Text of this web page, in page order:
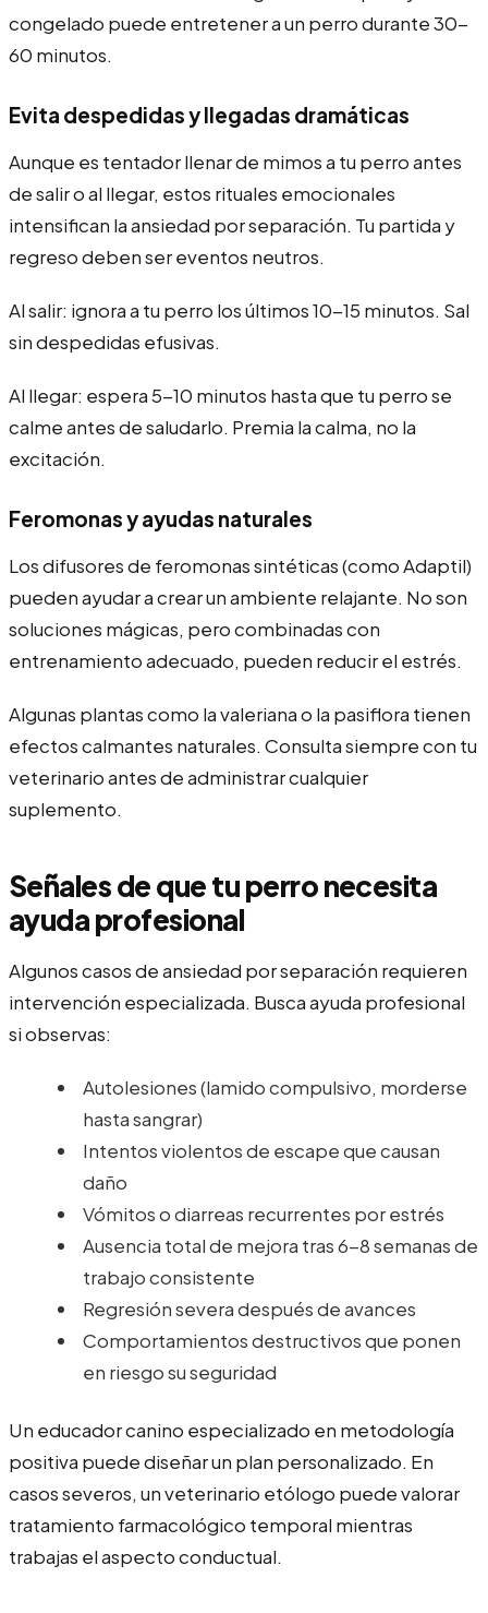
congelado puede entretener a un perro durante 30-
60 minutos.
Evita despedidas y llegadas dramáticas
Aunque es tentador llenar de mimos a tu perro antes
de salir o al llegar, estos rituales emocionales
intensifican la ansiedad por separación. Tu partida y
regreso deben ser eventos neutros.
Al salir: ignora a tu perro los últimos 10-15 minutos. Sal
sin despedidas efusivas.
Al llegar: espera 5-10 minutos hasta que tu perro se
calme antes de saludarlo. Premia la calma, no la
excitación.
Feromonas y ayudas naturales
Los difusores de feromonas sintéticas (como Adaptil)
pueden ayudar a crear un ambiente relajante. No son
soluciones mágicas, pero combinadas con
entrenamiento adecuado, pueden reducir el estrés.
Algunas plantas como la valeriana o la pasiflora tienen
efectos calmantes naturales. Consulta siempre con tu
veterinario antes de administrar cualquier
suplemento.
Señales de que tu perro necesita
ayuda profesional
Algunos casos de ansiedad por separación requieren
intervención especializada. Busca ayuda profesional
si observas:
Autolesiones (lamido compulsivo, morderse
hasta sangrar)
Intentos violentos de escape que causan
daño
Vómitos o diarreas recurrentes por estrés
Ausencia total de mejora tras 6-8 semanas de
trabajo consistente
Regresión severa después de avances
Comportamientos destructivos que ponen
en riesgo su seguridad
Un educador canino especializado en metodología
positiva puede diseñar un plan personalizado. En
casos severos, un veterinario etólogo puede valorar
tratamiento farmacológico temporal mientras
trabajas el aspecto conductual.